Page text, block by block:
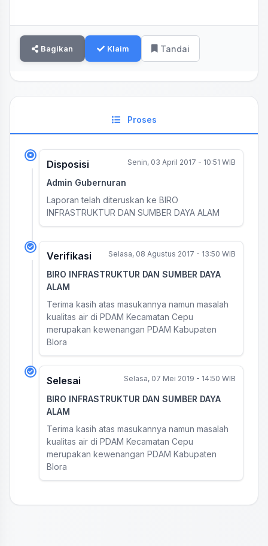
Bagikan Klaim Tandai
Proses
Disposisi Senin, 03 April 2017 - 10:51 WIB
Admin Gubernuran
Laporan telah diteruskan ke BIRO
INFRASTRUKTUR DAN SUMBER DAYA ALAM
Verifikasi Selasa, 08 Agustus 2017 - 13:50 WIB
BIRO INFRASTRUKTUR DAN SUMBER DAYA
ALAM
Terima kasih atas masukannya namun masalah
kualitas air di PDAM Kecamatan Cepu
merupakan kewenangan PDAM Kabupaten
Blora
Selesai Selasa, 07 Mei 2019 - 14:50 WIB
BIRO INFRASTRUKTUR DAN SUMBER DAYA
ALAM
Terima kasih atas masukannya namun masalah
kualitas air di PDAM Kecamatan Cepu
merupakan kewenangan PDAM Kabupaten
Blora